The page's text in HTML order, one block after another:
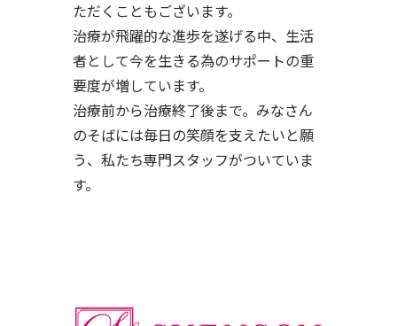
ただくこともございます。
治療が飛躍的な進歩を遂げる中、生活
者として今を生きる為のサポートの重
要度が増しています。
治療前から治療終了後まで。みなさん
のそばには毎日の笑顔を支えたいと願
う、私たち専門スタッフがついていま
す。